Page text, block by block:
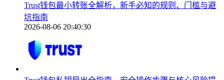
Trust钱包最小转账全解析，新手必知的规则、门槛与避
坑指南
2026-08-06 20:40:30